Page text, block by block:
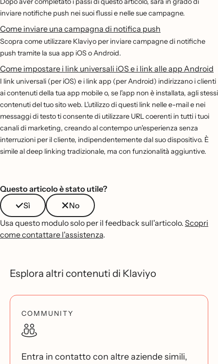
inviare notifiche push nei suoi flussi e nelle sue campagne.
Come inviare una campagna di notifica push
Scopra come utilizzare Klaviyo per inviare campagne di notifiche
push tramite la sua app iOS o Android.
Come impostare i link universali iOS e i link alle app Android
I link universali (per iOS) e i link app (per Android) indirizzano i clienti
ai contenuti della tua app mobile o, se l'app non è installata, agli stessi
contenuti del tuo sito web. L'utilizzo di questi link nelle e-mail e nei
messaggi di testo ti consente di utilizzare URL coerenti in tutti i tuoi
canali di marketing, creando al contempo un'esperienza senza
interruzioni per il cliente, indipendentemente dal suo dispositivo. È
simile al deep linking tradizionale, ma con funzionalità aggiuntive.
Questo articolo è stato utile?
Sì
No
Usa questo modulo solo per il feedback sull'articolo. Scopri
come contattare l'assistenza.
Esplora altri contenuti di Klaviyo
COMMUNITY
Entra in contatto con altre aziende simili,